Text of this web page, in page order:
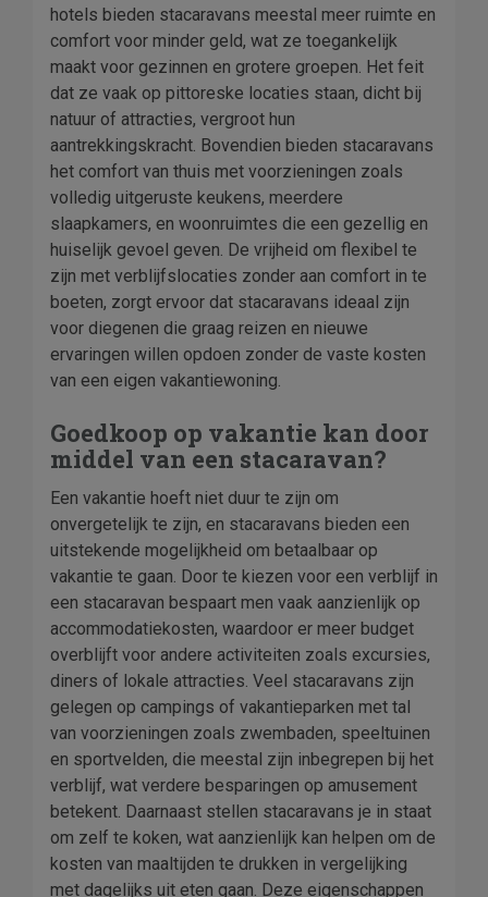
hotels bieden stacaravans meestal meer ruimte en
comfort voor minder geld, wat ze toegankelijk
maakt voor gezinnen en grotere groepen. Het feit
dat ze vaak op pittoreske locaties staan, dicht bij
natuur of attracties, vergroot hun
aantrekkingskracht. Bovendien bieden stacaravans
het comfort van thuis met voorzieningen zoals
volledig uitgeruste keukens, meerdere
slaapkamers, en woonruimtes die een gezellig en
huiselijk gevoel geven. De vrijheid om flexibel te
zijn met verblijfslocaties zonder aan comfort in te
boeten, zorgt ervoor dat stacaravans ideaal zijn
voor diegenen die graag reizen en nieuwe
ervaringen willen opdoen zonder de vaste kosten
van een eigen vakantiewoning.
Goedkoop op vakantie kan door
middel van een stacaravan?
Een vakantie hoeft niet duur te zijn om
onvergetelijk te zijn, en stacaravans bieden een
uitstekende mogelijkheid om betaalbaar op
vakantie te gaan. Door te kiezen voor een verblijf in
een stacaravan bespaart men vaak aanzienlijk op
accommodatiekosten, waardoor er meer budget
overblijft voor andere activiteiten zoals excursies,
diners of lokale attracties. Veel stacaravans zijn
gelegen op campings of vakantieparken met tal
van voorzieningen zoals zwembaden, speeltuinen
en sportvelden, die meestal zijn inbegrepen bij het
verblijf, wat verdere besparingen op amusement
betekent. Daarnaast stellen stacaravans je in staat
om zelf te koken, wat aanzienlijk kan helpen om de
kosten van maaltijden te drukken in vergelijking
met dagelijks uit eten gaan. Deze eigenschappen